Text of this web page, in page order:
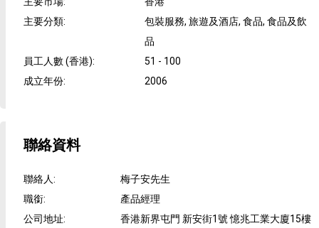
主要分類:
包裝服務, 旅遊及酒店, 食品, 食品及飲
品
員工人數 (香港):
51 - 100
成立年份: 2006
聯絡資料
聯絡人:
梅子安先生
職銜:
產品經理
公司地址:
香港新界屯門 新安街1號 憶兆工業大廈15樓